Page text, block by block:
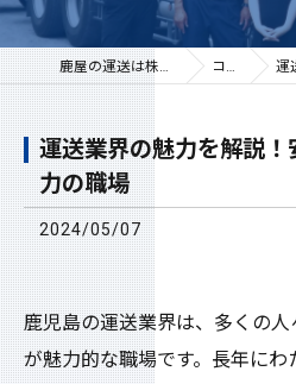
鹿屋の運送は株式会社山坂 コラム 運
運送業界の魅力を解説
力の職場
2024/05/07
鹿児島の運送業界は、多くの
が魅力的な職場です。長年にわ